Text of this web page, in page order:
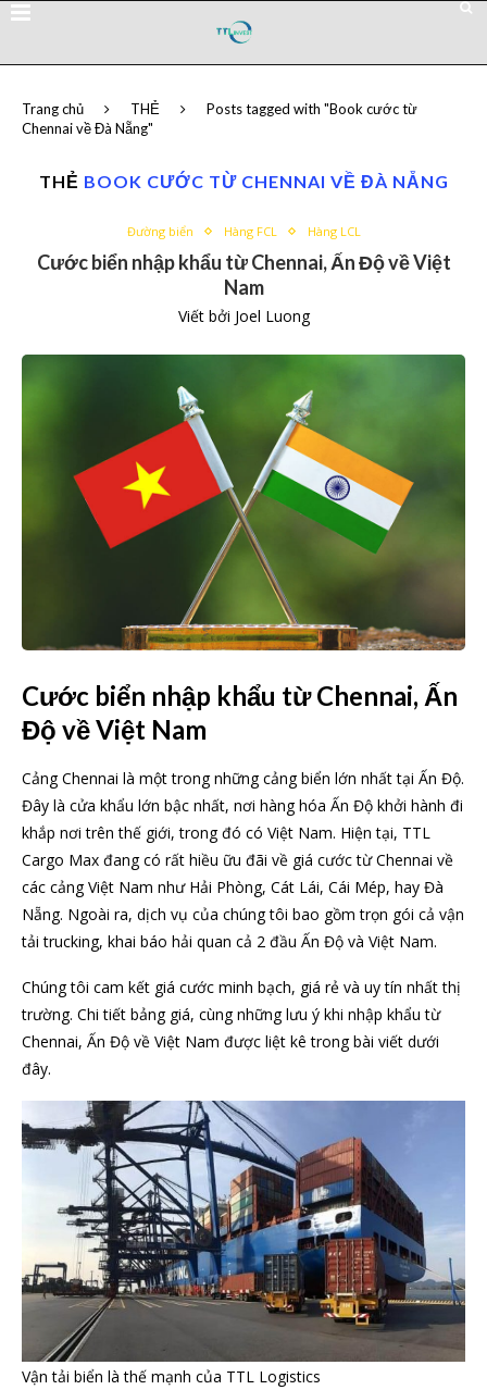
Trang chủ THẺ
Posts tagged with "Book cước từ
Chennai về Đà Nẵng"
THẺ BOOK CƯỚC TỪ CHENNAI VỀ ĐÀ NẴNG
Đường biển Hàng FCL Hàng LCL
Cước biển nhập khẩu từ Chennai, Ấn Độ về Việt
Nam
Viết bởi Joel Luong
Cước biển nhập khẩu từ Chennai, Ấn
Độ về Việt Nam
Cảng Chennai là một trong những cảng biển lớn nhất tại Ấn Độ.
Đây là cửa khẩu lớn bậc nhất, nơi hàng hóa Ấn Độ khởi hành đi
khắp nơi trên thế giới, trong đó có Việt Nam. Hiện tại, TTL
Cargo Max đang có rất hiều ữu đãi về giá cước từ Chennai về
các cảng Việt Nam như Hải Phòng, Cát Lái, Cái Mép, hay Đà
Nẵng. Ngoài ra, dịch vụ của chúng tôi bao gồm trọn gói cả vận
tải trucking, khai báo hải quan cả 2 đầu Ấn Độ và Việt Nam.
Chúng tôi cam kết giá cước minh bạch, giá rẻ và uy tín nhất thị
trường. Chi tiết bảng giá, cùng những lưu ý khi nhập khẩu từ
Chennai, Ấn Độ về Việt Nam được liệt kê trong bài viết dưới
đây.
Vận tải biển là thế mạnh của TTL Logistics